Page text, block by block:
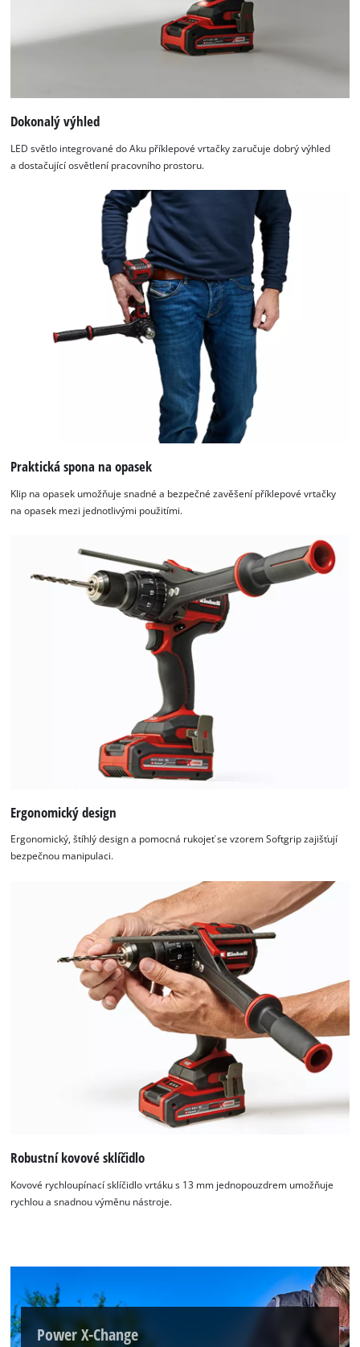
Dokonalý výhled
LED světlo integrované do Aku příklepové vrtačky zaručuje dobrý výhled
a dostačující osvětlení pracovního prostoru.
Praktická spona na opasek
Klip na opasek umožňuje snadné a bezpečné zavěšení příklepové vrtačky
na opasek mezi jednotlivými použitími.
Ergonomický design
Ergonomický, štíhlý design a pomocná rukojeť se vzorem Softgrip zajišťují
bezpečnou manipulaci.
Robustní kovové sklíčidlo
Kovové rychloupínací sklíčidlo vrtáku s 13 mm jednopouzdrem umožňuje
rychlou a snadnou výměnu nástroje.
Power X-Change